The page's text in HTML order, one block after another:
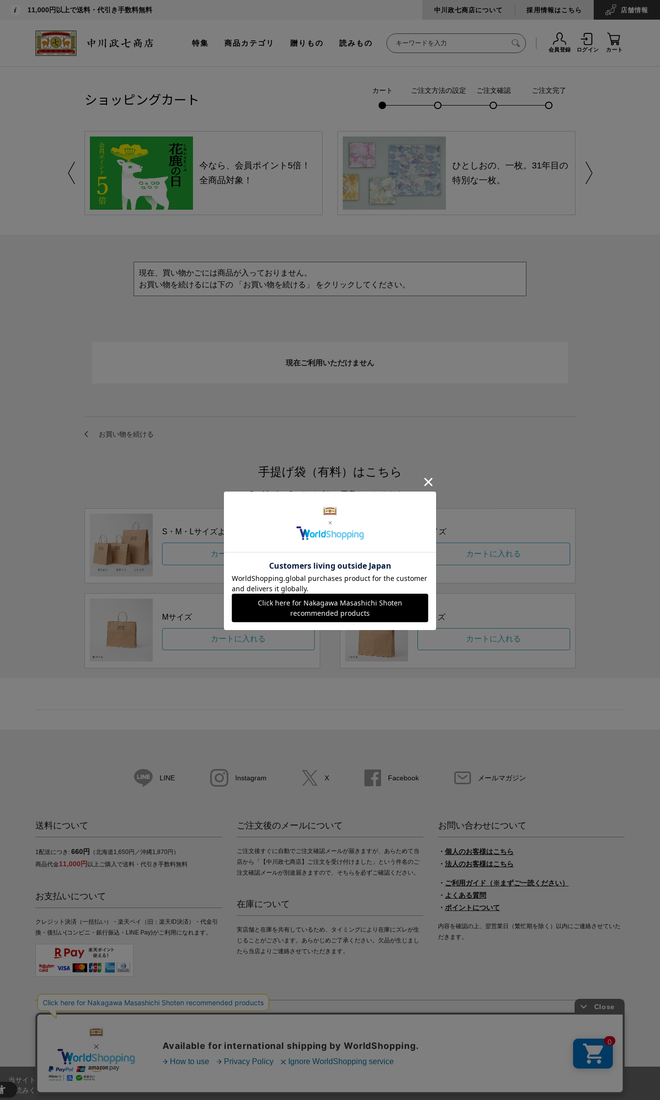
11,000円以上で送料・代引き手数料無料 中川政七商店について 採用情報はこちら 店舗情報
特集 商品カテゴリ 贈りもの 読みもの
会員登録 ログイン カート
ショッピングカート カート ご注文方法の設定 ご注文確認 ご注文完了
今なら、会員ポイント5倍！
全商品対象！
ひとしおの、一枚。31年目の
特別な一枚。
現在、買い物かごには商品が入っておりません。
お買い物を続けるには下の 「お買い物を続ける」 をクリックしてください。
現在ご利用いただけません
手提げ袋（有料）はこちら
S・M・Lの3つサイズをご用意しております。
S・M・Lサイズより当店にお任せ
カートに入れる
Sサイズ
カートに入れる
Mサイズ
カートに入れる
Lサイズ
カートに入れる
LINE Instagram X Facebook メールマガジン
送料について
1配送につき: 660円
（北海道1,650円／沖縄1,870円）
商品代金11,000円 以上ご購入で送料・代引き手数料無料
お支払いについて
クレジット決済（一括払い）・楽天ペイ（旧：楽天ID決済）・代金引
換・後払い(コンビニ・銀行振込・LINE Pay)がご利用になれます。
ご注文後のメールについて
ご注文後すぐに自動でご注文確認メールが届きますが、あらためて当
店から「【中川政七商店】ご注文を受け付けました」という件名のご
注文確認メールが別途届きますので、そちらを必ずご確認ください。
在庫について
実店舗と在庫を共有しているため、タイミングにより在庫にズレが生
じることがございます。あらかじめご了承ください。欠品が生じまし
たら当店よりご連絡させていただきます。
お問い合わせについて
・ 個人のお客様はこちら
・ 法人のお客様はこちら
・ ご利用ガイド（※まずご一読ください）
・ よくある質問
・ ポイントについて
内容を確認の上、翌営業日（繁忙期を除く）以内にご連絡させていた
だきます。
プライバシーポリシー
当サイトでは、当サイト内における閲覧履歴・属性情報などの取得および利便性向上のためにクッキー（Cookie）を使用いたします。詳細に関しては「
お読みください。